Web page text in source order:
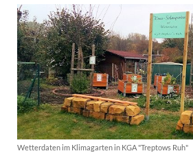
Wetterdaten im Klimagarten in KGA "Treptows Ruh"